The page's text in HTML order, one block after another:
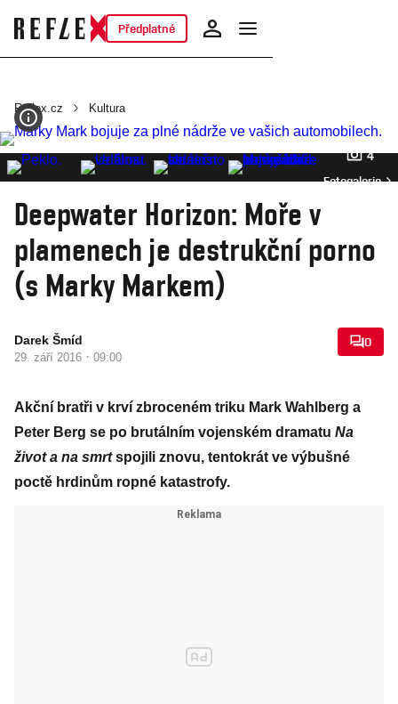
Předplatné
Reflex.cz Kultura
4
Fotogalerie
Deepwater Horizon: Moře v
plamenech je destrukční porno
(s Marky Markem)
Darek Šmíd
29. září 2016 · 09:00
0
Akční bratři v krví zbroceném triku Mark Wahlberg a
Peter Berg se po brutálním vojenském dramatu Na
život a na smrtspojili znovu, tentokrát ve výbušné
poctě hrdinům ropné katastrofy.